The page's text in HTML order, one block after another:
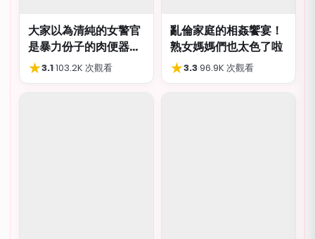
大家以為清純的女警官
是暴力份子的肉便器，
肛交多P都可以
★3.1·103.2K 次觀看
亂倫家庭的相姦饗宴！
熟女媽媽們也太色了啦
★3.3·96.9K 次觀看